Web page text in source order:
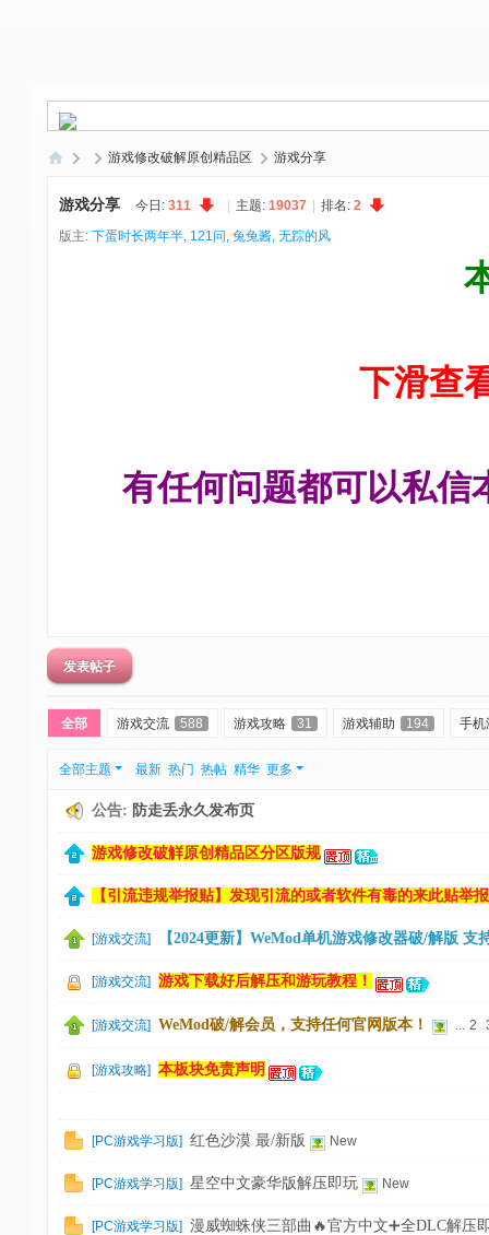
-
学
游戏修改破解原创精品区 游戏分享
游戏分享 今日: 311 主题: 19037 排名: 2
版主: 下蛋时长两年半, 121问, 兔兔酱, 无踪的风
下滑查
有任何问题都可以私信
发表帖子
全部 游戏交流 588 游戏攻略 31 游戏辅助 194 手机
全部主题 最新 热门 热帖 精华 更多
公告: 防走丢永久发布页
游戏修改破觧原创精品区分区版规
【引流违规举报贴】发现引流的或者软件有毒的来此贴举报
[游戏交流] 【2024更新】WeMod单机游戏修改器破/解版 支
[游戏交流] 游戏下载好后解压和游玩教程！
[游戏交流] WeMod破/解会员，支持任何官网版本！ ... 2
[游戏攻略] 本板块免责声明
[PC游戏学习版] 红色沙漠 最/新版 New
[PC游戏学习版] 星空中文豪华版解压即玩 New
[PC游戏学习版] 漫威蜘蛛侠三部曲🔥官方中文➕全DLC解压